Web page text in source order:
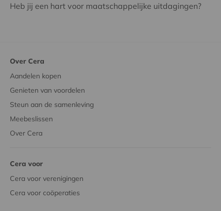
Heb jij een hart voor maatschappelijke uitdagingen?
Over Cera
Aandelen kopen
Genieten van voordelen
Steun aan de samenleving
Meebeslissen
Over Cera
Cera voor
Cera voor verenigingen
Cera voor coöperaties